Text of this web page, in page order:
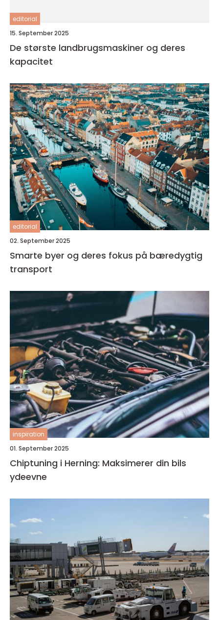
editorial
15. September 2025
De største landbrugsmaskiner og deres
kapacitet
editorial
02. September 2025
Smarte byer og deres fokus på bæredygtig
transport
inspiration
01. September 2025
Chiptuning i Herning: Maksimerer din bils
ydeevne